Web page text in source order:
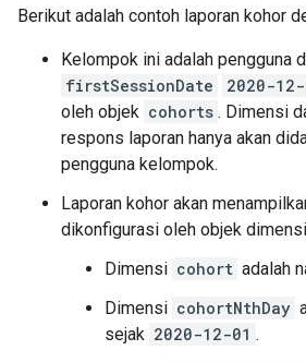
Berikut adalah contoh laporan kohor
Kelompok ini adalah pengguna
firstSessionDate
2020-12-
oleh objek cohorts . Dimensi
respons laporan hanya akan
pengguna kelompok.
Laporan kohor akan
dikonfigurasi oleh objek
Dimensi cohort adalah
Dimensi cohortNthDay
sejak 2020-12-01 .